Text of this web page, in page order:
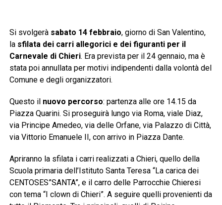
Si svolgerà sabato 14 febbraio, giorno di San Valentino,
la sfilata dei carri allegorici e dei figuranti per il
Carnevale di Chieri. Era prevista per il 24 gennaio, ma è
stata poi annullata per motivi indipendenti dalla volontà del
Comune e degli organizzatori.
Questo il nuovo percorso: partenza alle ore 14.15 da
Piazza Quarini. Si proseguirà lungo via Roma, viale Diaz,
via Principe Amedeo, via delle Orfane, via Palazzo di Città,
via Vittorio Emanuele II, con arrivo in Piazza Dante.
Apriranno la sfilata i carri realizzati a Chieri, quello della
Scuola primaria dell’Istituto Santa Teresa “La carica dei
CENTOSES”SANTA”, e il carro delle Parrocchie Chieresi
con tema “I clown di Chieri”. A seguire quelli provenienti da